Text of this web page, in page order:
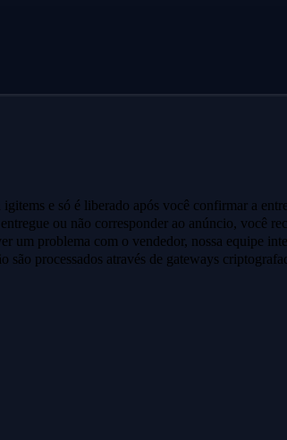
e só é liberado após você confirmar a
ou não corresponder ao anúncio, você
um problema com o vendedor, nossa equipe
são processados através de gateways